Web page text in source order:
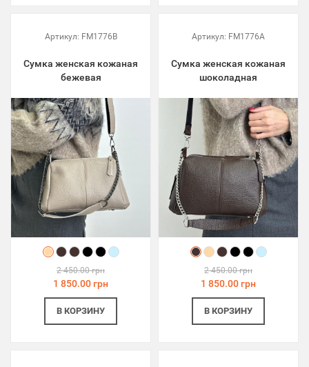
Артикул: FM1776B
Сумка женская кожаная
бежевая
2 450.00 грн
1 850.00 грн
В КОРЗИНУ
Артикул: FM1776A
Сумка женская кожаная
шоколадная
2 450.00 грн
1 850.00 грн
В КОРЗИНУ